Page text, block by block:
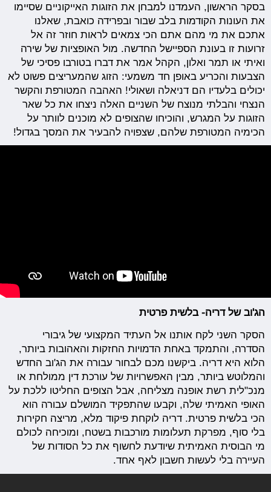
בסקר הראשון, העמדנו למבחן את הזוגות האייקוניים שסיימו
את העונות הקודמות בלב שבור ובפרידה כואבת, שאלנו
אתכם את מי מהם אתם הכי צמאים לראות חוזר זה אל
זרועות זו בעונת הספיישל החדשה. מול האופציות של שירה
ואיתי או תמר ואלון, הקהל אמר את דברו בטורבו פסיכי של
הצבעות והכריע באופן חד משמעי: הזוג שהמעריצים פשוט לא
יכולים בלעדיו הם דניאלה ושאולי! האהבה המטורפת והקשר
הנצחי והבלתי מנוצח של השניים האלה ניצחו את כל שאר
הזוגות על המגרש, והוכיחו שהצופים לא מוכנים לוותר על
הכימיה המטורפת שלהם, שצפויה להבעיר את המסך בגדול!
הג'וב של דריה- בלשית פרטית
הסקר השני לקח אותנו אל העתיד המקצועי של גיבורי
הסדרה, והתמקד באחת הדמויות החזקות והאהובות ביותר,
הלוא היא דריה. ביקשנו מכם לבחור עבורה את הג'וב החדש
והמלוטש ביותר, מבין האפשרויות של עורכת דין ממולחת או
מנכ"לית רשת אופנה מצליחה, אבל הצופים החליטו ללכת על
האופי האמיתי שלה, וקבעו שהתפקיד המושלם עבורה הוא
הכי בלשית פרטית. דריה לוקחת פיקוד מלא, מריצה חקירות
בלי סוף, מפרקת תעלומות מורכבות בשטח, ומוכיחה לכולם
מי הבוסית האמיתית שיודעת לחשוף את כל הסודות של
העיירה בלי לעשות חשבון לאף אחד.